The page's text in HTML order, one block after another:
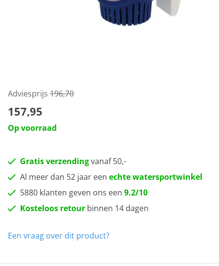
Adviesprijs 196,70
157,95
Op voorraad
Gratis verzendingvanaf 50,-
Al meer dan 52 jaar een echte watersportwinkel
5880 klanten geven ons een 9.2/10
Kosteloos retour binnen 14 dagen
Een vraag over dit product?